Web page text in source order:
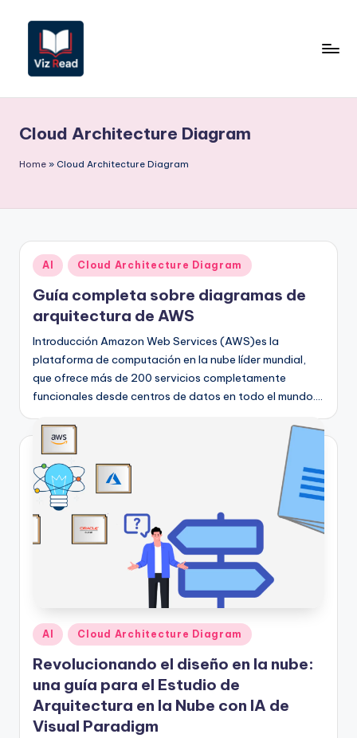
contenido
R
e
S
p
a
ni
s
h
-
A
S
o
f
r
e
&
D
Cloud Architecture Diagram
Home » Cloud Architecture Diagram
Publicado
en
AI Cloud Architecture Diagram
Guía completa sobre diagramas de
arquitectura de AWS
Introducción Amazon Web Services (AWS)es la
plataforma de computación en la nube líder mundial,
que ofrece más de 200 servicios completamente
funcionales desde centros de datos en todo el mundo.…
Publicado
en
AI Cloud Architecture Diagram
Revolucionando el diseño en la nube:
una guía para el Estudio de
Arquitectura en la Nube con IA de
Visual Paradigm